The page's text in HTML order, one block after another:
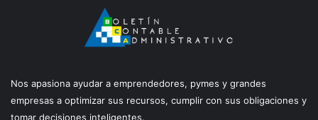
Nos apasiona ayudar a emprendedores, pymes y grandes
empresas a optimizar sus recursos, cumplir con sus obligaciones y
tomar decisiones inteligentes.